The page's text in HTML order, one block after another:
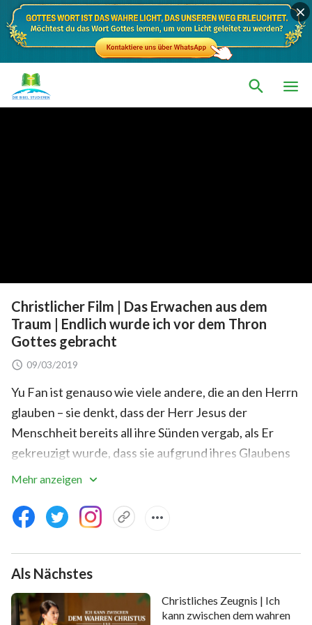
Christlicher Film | Das Erwachen aus dem
Traum | Endlich wurde ich vor dem Thron
Gottes gebracht
09/03/2019
Yu Fan ist genauso wie viele andere, die an den Herrn
glauben – sie denkt, dass der Herr Jesus der
Menschheit bereits all ihre Sünden vergab, als Er
gekreuzigt wurde, dass sie aufgrund ihres Glaubens
Rechtschaffenheit erlangt habe und sie in das
der Herr Jesus wiederkehrt, solange sie alles
aufgeben und hart für den Herrn arbeiteten würde.
Aber ihre Mitarbeiter zeigen Bedenken: Aufgrund
unseres Glaubens an den Herrn wurden uns unsere
Sünden vergeben, und wir können dem Herrn Opfer
bringen und uns für Ihn verausgaben, aber wir
Mehr anzeigen
Als Nächstes
Christliches Zeugnis | Ich
kann zwischen dem wahren